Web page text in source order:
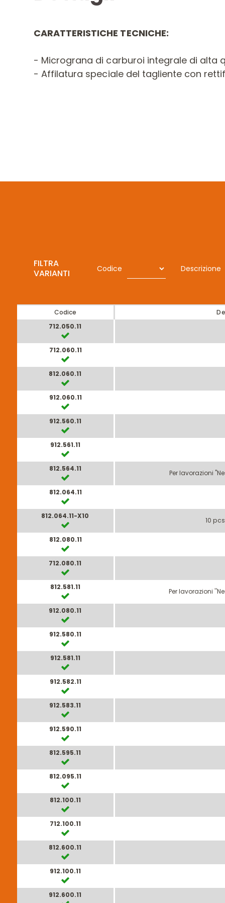
CARATTERISTICHE TECNICHE:
- Micrograna di carburoi integrale di alta
- Affilatura speciale del tagliente con
FILTRA
VARIANTI
Codice Descrizione
Codice
712.050.11
712.060.11
812.060.11
912.060.11
912.560.11
912.561.11
812.564.11
Per lavorazioni
812.064.11
812.064.11-X10
10
812.080.11
712.080.11
812.581.11
Per lavorazioni
912.080.11
912.580.11
912.581.11
912.582.11
912.583.11
912.590.11
812.595.11
812.095.11
812.100.11
712.100.11
812.600.11
912.100.11
912.600.11